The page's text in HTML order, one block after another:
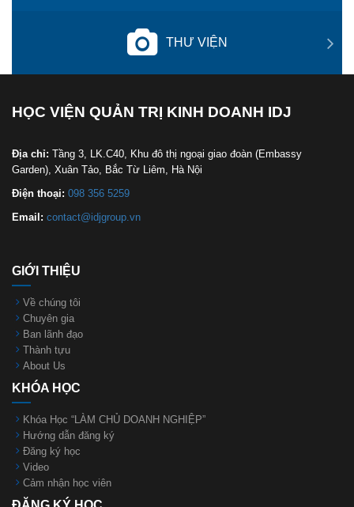
THƯ VIỆN
HỌC VIỆN QUẢN TRỊ KINH DOANH IDJ
Địa chỉ: Tầng 3, LK.C40, Khu đô thị ngoại giao đoàn (Embassy
Garden), Xuân Tảo, Bắc Từ Liêm, Hà Nội
Điện thoại: 098 356 5259
Email: contact@idjgroup.vn
GIỚI THIỆU
Về chúng tôi
Chuyên gia
Ban lãnh đạo
Thành tựu
About Us
KHÓA HỌC
Khóa Học “LÀM CHỦ DOANH NGHIỆP”
Hướng dẫn đăng ký
Đăng ký học
Video
Cảm nhận học viên